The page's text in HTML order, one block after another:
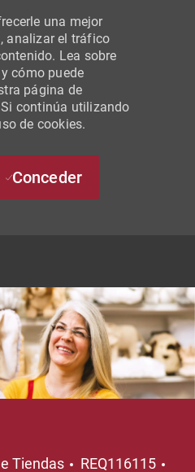
una mejor
analizar el tráfico
Lea sobre
cómo puede
página de
continúa utilizando
de cookies.
Conceder
Tiendas REQ116115